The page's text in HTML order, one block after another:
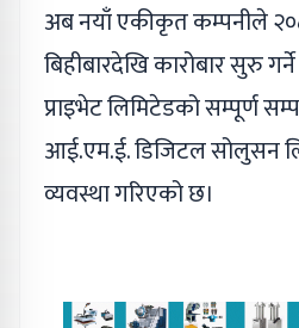
अब नयाँ एकीकृत कम्पनीले
बिहीबारदेखि कारोबार सुरु
प्राइभेट लिमिटेडको सम्पूर्ण
आई.एम.ई. डिजिटल सोलुसन
व्यवस्था गरिएको छ।